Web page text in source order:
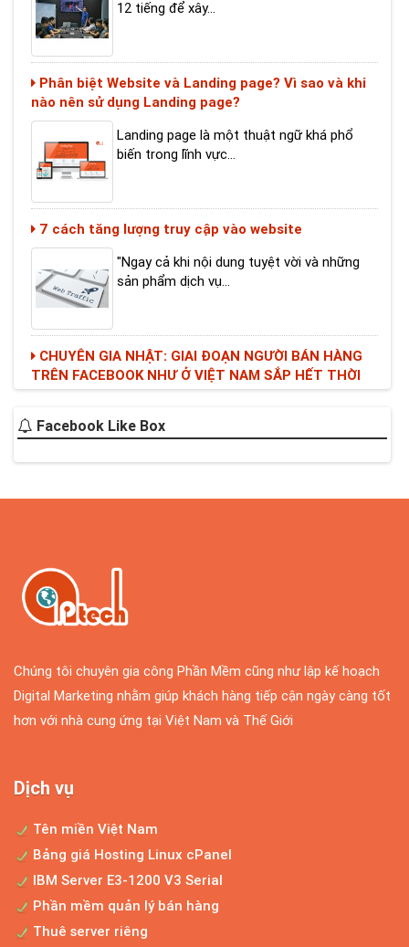
Phân biệt Website và Landing page? Vì sao và khi
nào nên sử dụng Landing page?
Landing page là một thuật ngữ khá phổ
biến trong lĩnh vực...
7 cách tăng lượng truy cập vào website
"Ngay cả khi nội dung tuyệt vời và những
sản phẩm dịch vụ...
CHUYÊN GIA NHẬT: GIAI ĐOẠN NGƯỜI BÁN HÀNG
TRÊN FACEBOOK NHƯ Ở VIỆT NAM SẮP HẾT THỜI
Nhìn vào trào lưu buôn bán trên mạng xã
CÁC NHÀ QUẢN TRỊ HỆ THỐNG
Làm giàu từ kinh doanh Online tại sao không
vô cùng lớn mạnh...
Thiết kế web bán hàng ô tô chuyên nghiệp
Hiện nay, với số lượng người đủ khả năng
mua ô tô đang...
Facebook Like Box
Chúng tôi chuyên gia công Phần Mềm cũng như lập kế hoạch
Digital Marketing nhằm giúp khách hàng tiếp cận ngày càng tốt
hơn với nhà cung ứng tại Việt Nam và Thế Giới
Dịch vụ
Tên miền Việt Nam
Bảng giá Hosting Linux cPanel
IBM Server E3-1200 V3 Serial
Phần mềm quản lý bán hàng
Thuê server riêng